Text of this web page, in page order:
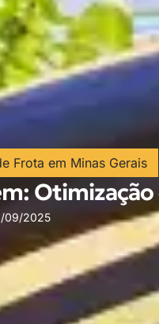
Frota em Minas Gerais
Otimização
09/2025